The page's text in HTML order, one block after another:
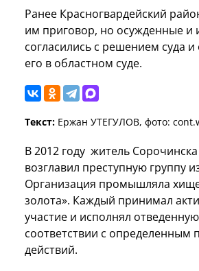
Ранее Красногвардейский
им приговор, но осужденные и
согласились с решением суда
его в областном суде.
Текст: Ержан УТЕГУЛОВ, фото:
В 2012 году житель Сорочинска
возглавил преступную группу
Организация промышляла
золота». Каждый принимал
участие и исполнял
соответствии с определенным
действий.